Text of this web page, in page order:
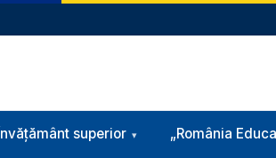
Învățământ superior „România